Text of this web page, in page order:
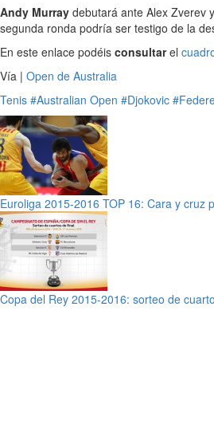
Andy Murray debutará ante Alex Zverev
segunda ronda podría ser testigo de la
En este enlace podéis consultarel
Vía | Open de Australia
Tenis #Australian Open #Djokovic
Euroliga 2015-2016 TOP 16: Cara y cruz
Copa del Rey 2015-2016: sorteo de